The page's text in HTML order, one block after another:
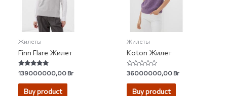
Жилеты
Finn Flare Жилет
Rated
4.67
out of 5
139000000,00Br
Buy product
Жилеты
Koton Жилет
Rated
0
out
36000000,00Br
Buy product